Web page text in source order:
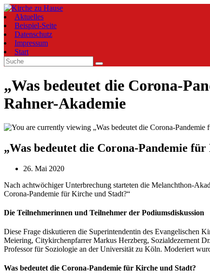
Zum
Inhalt
springen
Aktuelles
Beispiel-Seite
Datenschutz
Impressum
Start
„Was bedeutet die Corona-
Rahner-Akademie
„Was bedeutet die Corona-Pandemie
Beitrag
26. Mai 2020
Nach achtwöchiger Unterbrechung starteten die Melanchthon-
Corona-Pandemie für Kirche und Stadt?“
Die Teilnehmerinnen und Teilnehmer der Podiumsdiskussion
Diese Frage diskutieren die Superintendentin des Evangelischen
Meiering, Citykirchenpfarrer Markus Herzberg, Sozialdezernent
Professor für Soziologie an der Universität zu Köln. Moderiert
Was bedeutet die Corona-Pandemie für Kirche und Stadt?